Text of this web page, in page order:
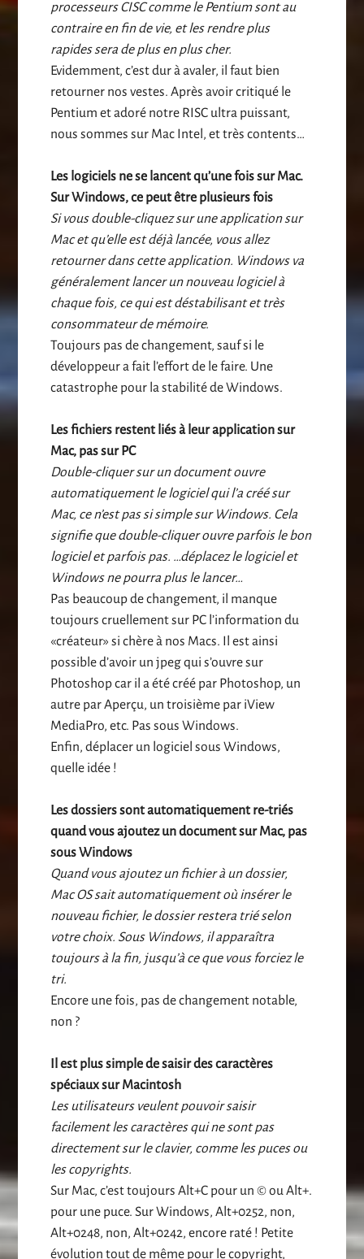
processeurs CISC comme le Pentium sont au
contraire en fin de vie, et les rendre plus
rapides sera de plus en plus cher.
Evidemment, c’est dur à avaler, il faut bien
retourner nos vestes. Après avoir critiqué le
Pentium et adoré notre RISC ultra puissant,
nous sommes sur Mac Intel, et très contents…
Les logiciels ne se lancent qu’une fois sur Mac.
Sur Windows, ce peut être plusieurs fois
Si vous double-cliquez sur une application sur
Mac et qu’elle est déjà lancée, vous allez
retourner dans cette application. Windows va
généralement lancer un nouveau logiciel à
chaque fois, ce qui est déstabilisant et très
consommateur de mémoire.
Toujours pas de changement, sauf si le
développeur a fait l’effort de le faire. Une
catastrophe pour la stabilité de Windows.
Les fichiers restent liés à leur application sur
Mac, pas sur PC
Double-cliquer sur un document ouvre
automatiquement le logiciel qui l’a créé sur
Mac, ce n’est pas si simple sur Windows. Cela
signifie que double-cliquer ouvre parfois le bon
logiciel et parfois pas. …déplacez le logiciel et
Windows ne pourra plus le lancer…
Pas beaucoup de changement, il manque
toujours cruellement sur PC l’information du
«créateur» si chère à nos Macs. Il est ainsi
possible d’avoir un jpeg qui s’ouvre sur
Photoshop car il a été créé par Photoshop, un
autre par Aperçu, un troisième par iView
MediaPro, etc. Pas sous Windows.
Enfin, déplacer un logiciel sous Windows,
quelle idée !
Les dossiers sont automatiquement re-triés
quand vous ajoutez un document sur Mac, pas
sous Windows
Quand vous ajoutez un fichier à un dossier,
Mac OS sait automatiquement où insérer le
nouveau fichier, le dossier restera trié selon
votre choix. Sous Windows, il apparaîtra
toujours à la fin, jusqu’à ce que vous forciez le
tri.
Encore une fois, pas de changement notable,
non ?
Il est plus simple de saisir des caractères
spéciaux sur Macintosh
Les utilisateurs veulent pouvoir saisir
facilement les caractères qui ne sont pas
directement sur le clavier, comme les puces ou
les copyrights.
Sur Mac, c’est toujours Alt+C pour un © ou Alt+.
pour une puce. Sur Windows, Alt+0252, non,
Alt+0248, non, Alt+0242, encore raté ! Petite
évolution tout de même pour le copyright,